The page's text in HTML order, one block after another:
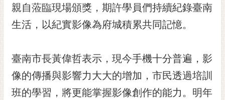
花
祭
網
站
親自蒞臨現場頒獎，期許學員們持續紀錄臺南
生活，以紀實影像為府城積累共同記憶。
臺南市長黃偉哲表示，現今手機十分普遍，影
像的傳播與影響力大大的增加，市民透過培訓
班的學習，將更能掌握影像創作的能力。明年